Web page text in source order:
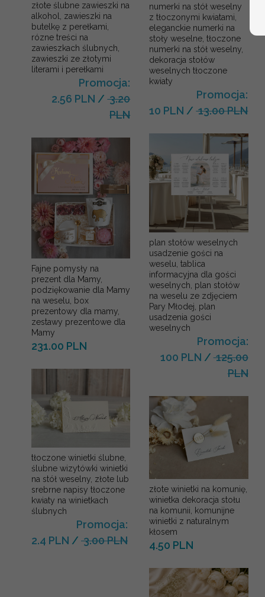
złote ślubne zawieszki na
alkohol, zawieszki na
butelkę z perełkami,
rózne treści na
zawieszkach ślubnych,
zawieszki ze złotymi
literami i perełkami
Promocja:
2.56 PLN /3.20
PLN
Fajne pomysły na
prezent dla Mamy,
podziękowanie dla Mamy
na weselu, box
prezentowy dla mamy,
zestawy prezentowe dla
Mamy
231.00 PLN
tłoczone winietki ślubne,
ślubne wizytówki winietki
na stół weselny, złote lub
srebrne napisy tłoczone
kwiaty na winietkach
ślubnych
Promocja:
2.4 PLN / 3.00 PLN
numerki na stół weselny
z tłoczonymi kwiatami,
eleganckie numerki na
stoły weselne, tłoczone
numerki na stół weselny,
dekoracja stołów
weselnych tłoczone
kwiaty
Promocja:
10 PLN /13.00 PLN
plan stołów weselnych
usadzenie gości na
weselu, tablica
informacyjna dla gości
weselnych, plan stołów
na weselu ze zdjęciem
Pary Młodej, plan
usadzenia gości
weselnych
Promocja:
100 PLN /125.00
PLN
złote winietki na komunię,
winietka dekoracja stołu
na komunii, komunijne
winietki z naturalnym
kłosem
4.50 PLN